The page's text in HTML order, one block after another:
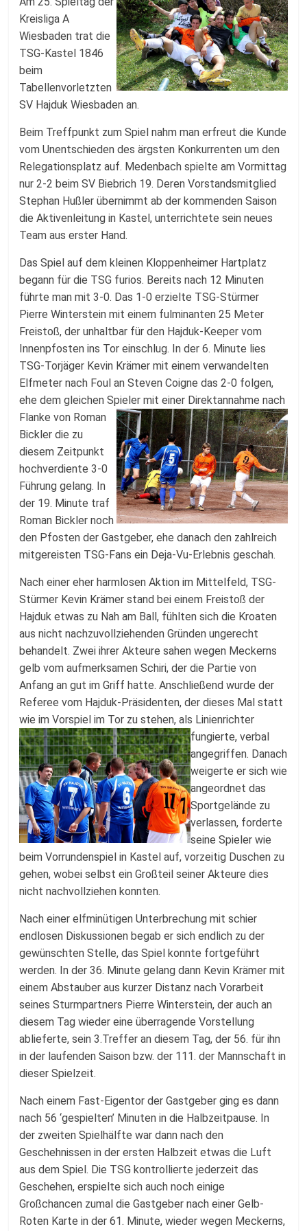
Kreisliga A
Wiesbaden trat die
TSG-Kastel 1846
beim
Tabellenvorletzten
SV Hajduk Wiesbaden an.
Beim Treffpunkt zum Spiel nahm man erfreut die Kunde
vom Unentschieden des ärgsten Konkurrenten um den
Relegationsplatz auf. Medenbach spielte am Vormittag
nur 2-2 beim SV Biebrich 19. Deren Vorstandsmitglied
Stephan Hußler übernimmt ab der kommenden Saison
die Aktivenleitung in Kastel, unterrichtete sein neues
Team aus erster Hand.
Das Spiel auf dem kleinen Kloppenheimer Hartplatz
begann für die TSG furios. Bereits nach 12 Minuten
führte man mit 3-0. Das 1-0 erzielte TSG-Stürmer
Pierre Winterstein mit einem fulminanten 25 Meter
Freistoß, der unhaltbar für den Hajduk-Keeper vom
Innenpfosten ins Tor einschlug. In der 6. Minute lies
TSG-Torjäger Kevin Krämer mit einem verwandelten
Elfmeter nach Foul an Steven Coigne das 2-0 folgen,
ehe dem gleichen Spieler mit einer Direktannahme nach
Flanke von Roman
Bickler die zu
diesem Zeitpunkt
hochverdiente 3-0
Führung gelang. In
der 19. Minute traf
Roman Bickler noch
den Pfosten der Gastgeber, ehe danach den zahlreich
mitgereisten TSG-Fans ein Deja-Vu-Erlebnis geschah.
Nach einer eher harmlosen Aktion im Mittelfeld, TSG-
Stürmer Kevin Krämer stand bei einem Freistoß der
Hajduk etwas zu Nah am Ball, fühlten sich die Kroaten
aus nicht nachzuvollziehenden Gründen ungerecht
behandelt. Zwei ihrer Akteure sahen wegen Meckerns
gelb vom aufmerksamen Schiri, der die Partie von
Anfang an gut im Griff hatte. Anschließend wurde der
Referee vom Hajduk-Präsidenten, der dieses Mal statt
wie im Vorspiel im Tor zu stehen, als Linienrichter
fungierte, verbal
angegriffen. Danach
weigerte er sich wie
angeordnet das
Sportgelände zu
verlassen, forderte
seine Spieler wie
beim Vorrundenspiel in Kastel auf, vorzeitig Duschen zu
gehen, wobei selbst ein Großteil seiner Akteure dies
nicht nachvollziehen konnten.
Nach einer elfminütigen Unterbrechung mit schier
endlosen Diskussionen begab er sich endlich zu der
gewünschten Stelle, das Spiel konnte fortgeführt
werden. In der 36. Minute gelang dann Kevin Krämer mit
einem Abstauber aus kurzer Distanz nach Vorarbeit
seines Sturmpartners Pierre Winterstein, der auch an
diesem Tag wieder eine überragende Vorstellung
ablieferte, sein 3.Treffer an diesem Tag, der 56. für ihn
in der laufenden Saison bzw. der 111. der Mannschaft in
dieser Spielzeit.
Nach einem Fast-Eigentor der Gastgeber ging es dann
nach 56 ‘gespielten’ Minuten in die Halbzeitpause. In
der zweiten Spielhälfte war dann nach den
Geschehnissen in der ersten Halbzeit etwas die Luft
aus dem Spiel. Die TSG kontrollierte jederzeit das
Geschehen, erspielte sich auch noch einige
Großchancen zumal die Gastgeber nach einer Gelb-
Roten Karte in der 61. Minute, wieder wegen Meckerns,